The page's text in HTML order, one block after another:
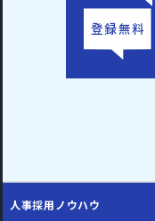
人事採用ノウハウ